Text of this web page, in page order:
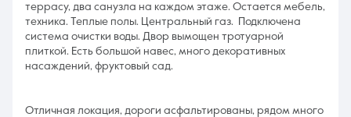
террасу, два санузла на каждом этаже. Остается мебель,
техника. Теплые полы. Центральный газ. Подключена
система очистки воды. Двор вымощен тротуарной
плиткой. Есть большой навес, много декоративных
насаждений, фруктовый сад.
Отличная локация, дороги асфальтированы, рядом много